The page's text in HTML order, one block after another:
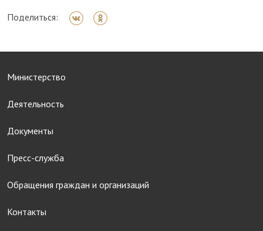
Поделиться:
Министерство
Деятельность
Документы
Пресс-служба
Обращения граждан и организаций
Контакты